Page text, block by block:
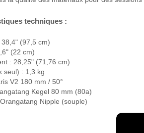
techniques :
(97,5 cm)
(22 cm)
: 28,25" (71,76 cm)
seul) : 1,3 kg
V2 180 mm / 50°
Kegel 80 mm (80a)
Nipple (souple)